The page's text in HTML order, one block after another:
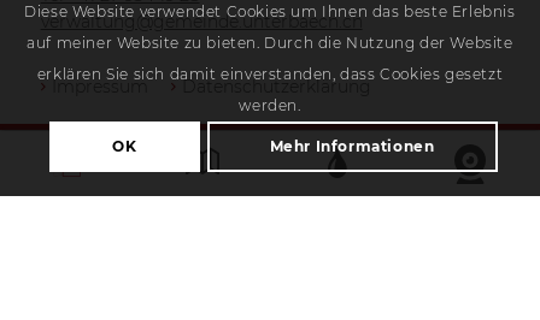
verwaltung@gemeinde.unterbaech.ch
Impressum Datenschutzerklärung
Diese Website verwendet Cookies um Ihnen das beste Erlebnis
auf meiner Website zu bieten. Durch die Nutzung der Website
erklären Sie sich damit einverstanden, dass Cookies gesetzt
werden.
OK Mehr Informationen